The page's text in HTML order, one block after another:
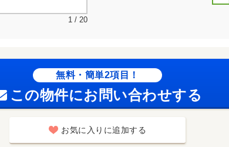
1 / 20
無料・簡単2項目！
この物件にお問い合わせする
お気に入りに追加する